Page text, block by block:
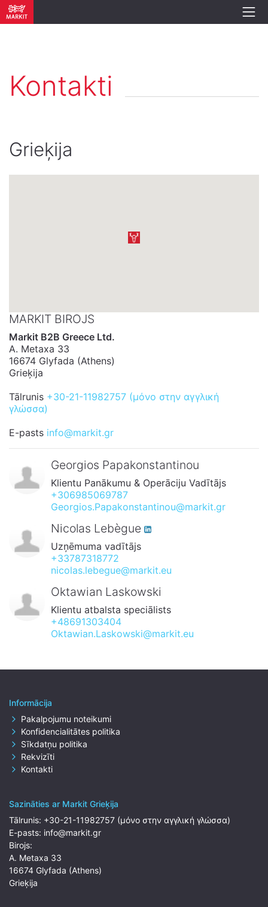
Kontakti
Grieķija
MARKIT BIROJS
Markit B2B Greece Ltd.
A. Metaxa 33
16674 Glyfada (Athens)
Grieķija
Tālrunis +30-21-11982757 (μόνο στην αγγλική
γλώσσα)
E-pasts info@markit.gr
Georgios Papakonstantinou
Klientu Panākumu & Operāciju Vadītājs
+306985069787
Georgios.Papakonstantinou@markit.gr
Nicolas Lebègue
Uzņēmuma vadītājs
+33787318772
nicolas.lebegue@markit.eu
Oktawian Laskowski
Klientu atbalsta speciālists
+48691303404
Oktawian.Laskowski@markit.eu
Informācija
Pakalpojumu noteikumi
Konfidencialitātes politika
Sīkdatņu politika
Rekvizīti
Kontakti
Sazināties ar Markit Grieķija
Tālrunis: +30-21-11982757 (μόνο στην αγγλική γλώσσα)
E-pasts: info@markit.gr
Birojs:
A. Metaxa 33
16674 Glyfada (Athens)
Grieķija